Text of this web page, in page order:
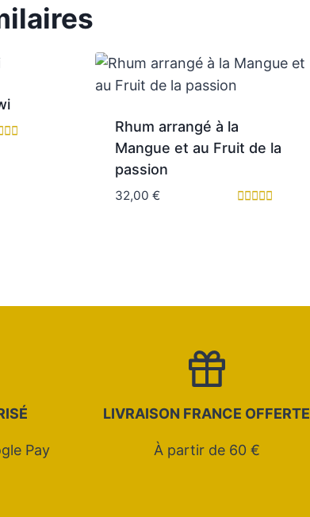
Rhum arrangé à la
Mangue et au Fruit de la
passion
32,00 €
É
Pay
LIVRAISON FRANCE OFFERTE
À partir de 60 €